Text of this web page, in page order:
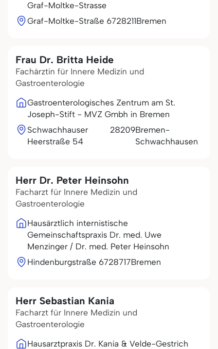
Graf-Moltke-Strasse
Graf-Moltke-Straße 6728211Bremen
Frau Dr. Britta Heide
Fachärztin für Innere Medizin und
Gastroenterologie
Gastroenterologisches Zentrum am St.
Joseph-Stift - MVZ Gmbh in Bremen
Schwachhauser
Heerstraße 54
28209Bremen-
Schwachhausen
Herr Dr. Peter Heinsohn
Facharzt für Innere Medizin und
Gastroenterologie
Hausärztlich internistische
Gemeinschaftspraxis Dr. med. Uwe
Menzinger / Dr. med. Peter Heinsohn
Hindenburgstraße 6728717Bremen
Herr Sebastian Kania
Facharzt für Innere Medizin und
Gastroenterologie
Hausarztpraxis Dr. Kania & Velde-Gestrich